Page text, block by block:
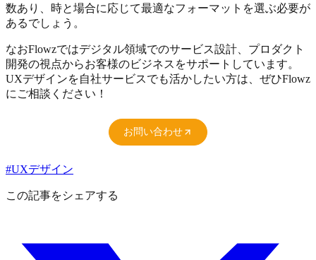
数あり、時と場合に応じて最適なフォーマットを選ぶ必要が
あるでしょう。
なおFlowzではデジタル領域でのサービス設計、プロダクト
開発の視点からお客様のビジネスをサポートしています。
UXデザインを自社サービスでも活かしたい方は、ぜひFlowz
にご相談ください！
お問い合わせ
#UXデザイン
この記事をシェアする